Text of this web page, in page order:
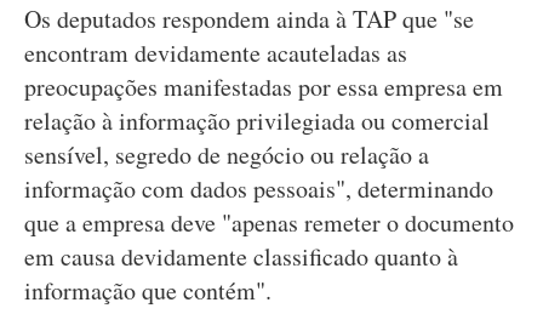
Os deputados respondem ainda à TAP que "se
encontram devidamente acauteladas as
preocupações manifestadas por essa empresa em
relação à informação privilegiada ou comercial
sensível, segredo de negócio ou relação a
informação com dados pessoais", determinando
que a empresa deve "apenas remeter o documento
em causa devidamente classificado quanto à
informação que contém".